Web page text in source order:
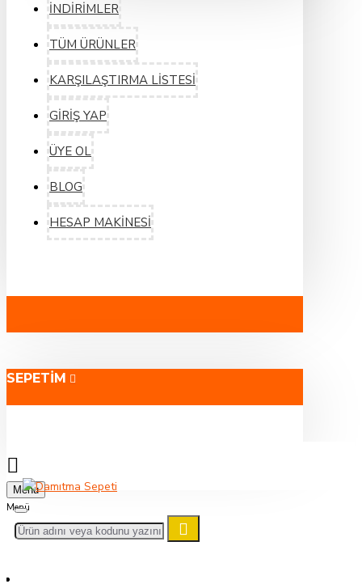
İNDİRİMLER
TÜM ÜRÜNLER
KARŞILAŞTIRMA LİSTESİ
GİRİŞ YAP
ÜYE OL
BLOG
HESAP MAKİNESİ
SEPETIM
Menu